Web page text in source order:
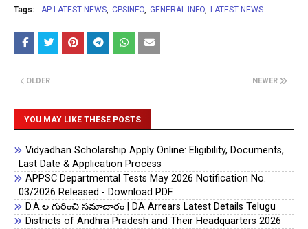
Tags: AP LATEST NEWS CPSINFO GENERAL INFO LATEST NEWS
NEWER
OLDER
YOU MAY LIKE THESE POSTS
Vidyadhan Scholarship Apply Online: Eligibility, Documents,
Last Date & Application Process
APPSC Departmental Tests May 2026 Notification No.
03/2026 Released - Download PDF
D.A.ల గురించి సమాచారం | DA Arrears Latest Details Telugu
Districts of Andhra Pradesh and Their Headquarters 2026